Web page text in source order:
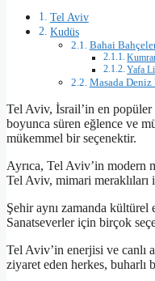
Tel Aviv
Kudüs
Bahai
Yafa
Masada
Tel Aviv, İsrail’in en popüler
boyunca süren eğlence ve
mükemmel bir seçenektir.
Ayrıca, Tel Aviv’in modern
Tel Aviv, mimari meraklıları
Şehir aynı zamanda
Sanatseverler için birçok
Tel Aviv’in enerjisi ve canlı
ziyaret eden herkes,